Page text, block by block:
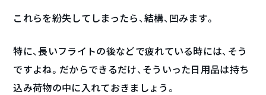
これらを紛失してしまったら、結構、凹みます。
特に、長いフライトの後などで疲れている時には、そう
ですよね。だからできるだけ、そういった日用品は持ち
込み荷物の中に入れておきましょう。